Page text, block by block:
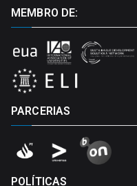
MEMBRO DE:
PARCERIAS
POLÍTICAS